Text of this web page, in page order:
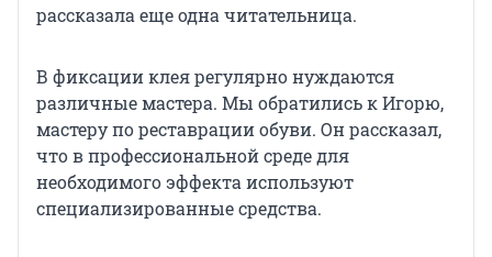
рассказала еще одна читательница.
В фиксации клея регулярно нуждаются
различные мастера. Мы обратились к Игорю,
мастеру по реставрации обуви. Он рассказал,
что в профессиональной среде для
необходимого эффекта используют
специализированные средства.